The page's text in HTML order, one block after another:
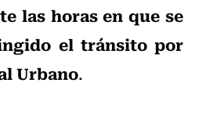
las horas en que se
el tránsito por
Urbano.